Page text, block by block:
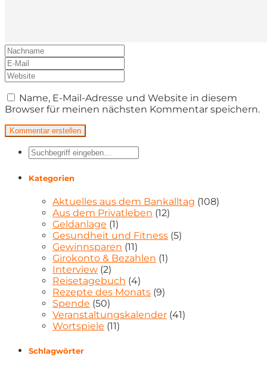
Name, E-Mail-Adresse und Website in diesem
Browser für meinen nächsten Kommentar speichern.
Kategorien
Aktuelles aus dem Bankalltag (108)
Aus dem Privatleben (12)
Geldanlage (1)
Gesundheit und Fitness (5)
Gewinnsparen (11)
Girokonto & Bezahlen (1)
Interview (2)
Reisetagebuch (4)
Rezepte des Monats (9)
Spende (50)
Veranstaltungskalender (41)
Wortspiele (11)
Schlagwörter